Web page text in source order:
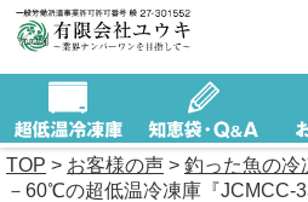
TOP > お客様の声 > 釣った魚の冷
－60℃の超低温冷凍庫『JCMCC-